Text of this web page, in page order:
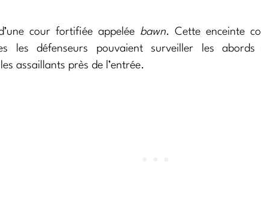
cour fortifiée appelée bawn. Cette enceinte
les défenseurs pouvaient surveiller les
assaillants près de l’entrée.